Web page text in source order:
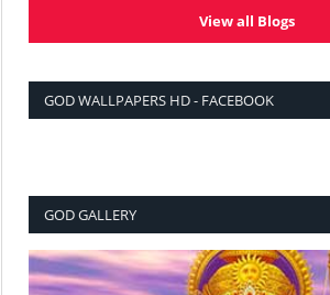
View all Blogs
GOD WALLPAPERS HD - FACEBOOK
GOD GALLERY